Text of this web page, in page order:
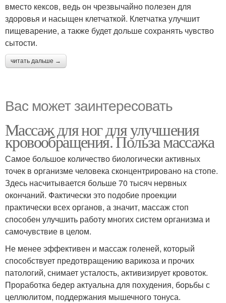
вместо кексов, ведь он чрезвычайно полезен для
здоровья и насыщен клетчаткой. Клетчатка улучшит
пищеварение, а также будет дольше сохранять чувство
сытости.
читать дальше →
Вас может заинтересовать
Массаж для ног для улучшения
кровообращения. Польза массажа
Самое большое количество биологически активных
точек в организме человека сконцентрировано на стопе.
Здесь насчитывается больше 70 тысяч нервных
окончаний. Фактически это подобие проекции
практически всех органов, а значит, массаж стоп
способен улучшить работу многих систем организма и
самочувствие в целом.
Не менее эффективен и массаж голеней, который
способствует предотвращению варикоза и прочих
патологий, снимает усталость, активизирует кровоток.
Проработка бедер актуальна для похудения, борьбы с
целлюлитом, поддержания мышечного тонуса.